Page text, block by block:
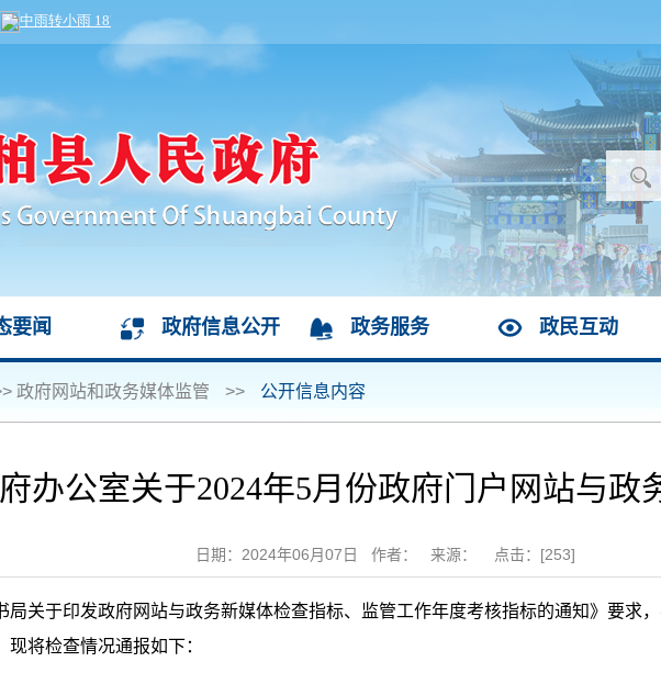
要闻 政府信息公开 政务服务 政民互动
政府网站和政务媒体监管 >> 公开信息内容
办公室关于2024年5月份政府门户网站与政
日期：2024年06月07日 作者： 来源： 点击：[253]
局关于印发政府网站与政务新媒体检查指标、监管工作年度考核指标的通知》要求
将检查情况通报如下：